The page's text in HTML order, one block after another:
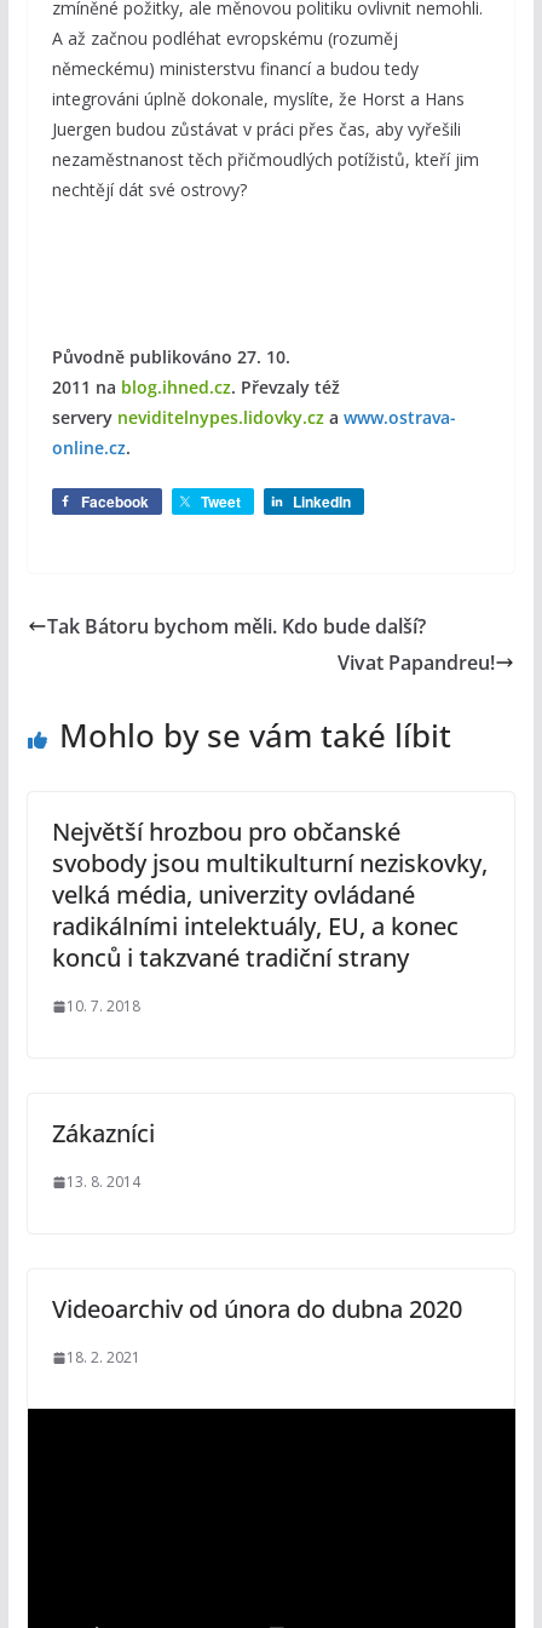
zmíněné požitky, ale měnovou politiku ovlivnit nemohli.
A až začnou podléhat evropskému (rozuměj
německému) ministerstvu financí a budou tedy
integrováni úplně dokonale, myslíte, že Horst a Hans
Juergen budou zůstávat v práci přes čas, aby vyřešili
nezaměstnanost těch přičmoudlých potížistů, kteří jim
nechtějí dát své ostrovy?
Původně publikováno 27. 10.
2011 na blog.ihned.cz. Převzaly též
servery neviditelnypes.lidovky.cza www.ostrava-
online.cz.
Facebook Tweet LinkedIn
Tak Bátoru bychom měli. Kdo bude další?
Vivat Papandreu!
Mohlo by se vám také líbit
Největší hrozbou pro občanské
svobody jsou multikulturní neziskovky,
velká média, univerzity ovládané
radikálními intelektuály, EU, a konec
konců i takzvané tradiční strany
10. 7. 2018
Zákazníci
13. 8. 2014
Videoarchiv od února do dubna 2020
18. 2. 2021